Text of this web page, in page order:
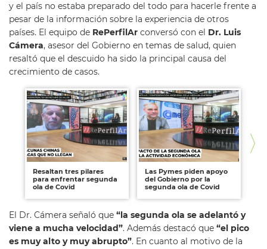
y el país no estaba preparado del todo para hacerle frente a
pesar de la información sobre la experiencia de otros
países. El equipo de RePerfilAr conversó con el Dr. Luis
Cámera, asesor del Gobierno en temas de salud, quien
resaltó que el descuido ha sido la principal causa del
crecimiento de casos.
Resaltan tres pilares
para enfrentar segunda
ola de Covid
Las Pymes piden apoyo
del Gobierno por la
segunda ola de Covid
El Dr. Cámera señaló que “la segunda ola se adelantó y
viene a mucha velocidad”. Además destacó que “el pico
es muy alto y muy abrupto”. En cuanto al motivo de la